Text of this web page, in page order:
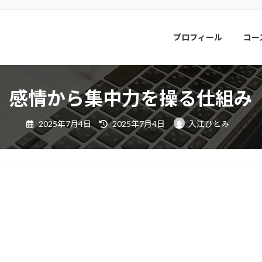
プロフィール コー
感情から集中力を操る仕組み
2025年7月4日
最
終
更
新
日
2025年7月4日 入江ひとみ